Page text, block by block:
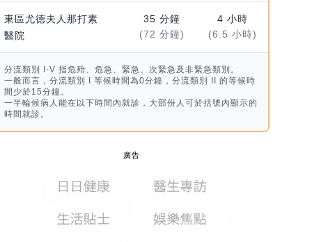
東區尤德夫人那打素
醫院
35 分鐘
(72 分鐘)
4 小時
(6.5 小時)
分流類別 I-V 指危殆、危急、緊急、次緊急及非緊急類別。
一般而言，分流類別 I 等候時間為0分鐘，分流類別 II 的等候時
間少於15分鐘。
一半輪候病人能在以下時間內就診，大部份人可於括號內顯示的
時間就診。
廣告